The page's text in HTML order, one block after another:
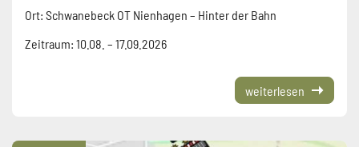
Ort: Schwanebeck OT Nienhagen – Hinter der Bahn
Zeitraum: 10.08. – 17.09.2026
weiterlesen